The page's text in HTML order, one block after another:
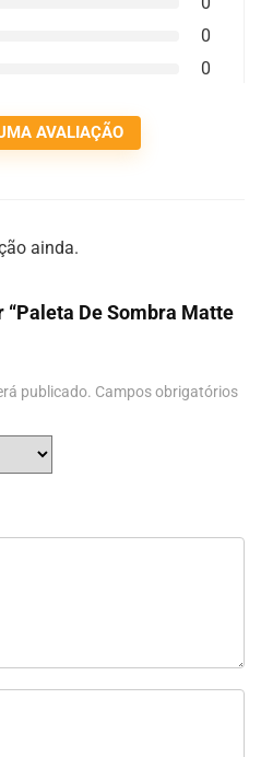
0
0
AVALIAÇÃO
ainda.
De Sombra Matte
publicado. Campos obrigatórios